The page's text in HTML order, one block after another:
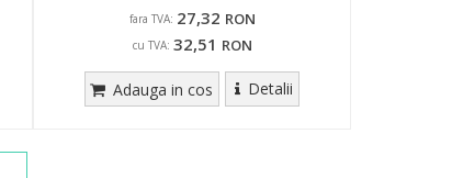
fara TVA: 27,32 RON
cu TVA: 32,51 RON
Adauga in cos Detalii